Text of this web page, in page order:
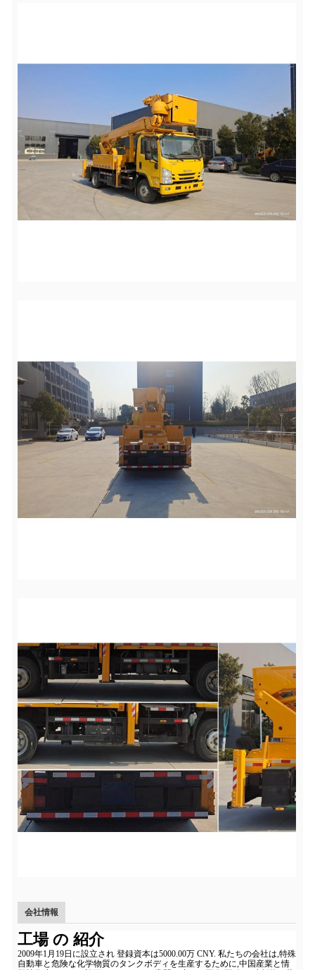
会社情報
工場 の 紹介
2009年1月19日に設立され 登録資本は5000.00万 CNY. 私たちの会社は,特殊
自動車と危険な化学物質のタンクボディを生産するために,中国産業と情